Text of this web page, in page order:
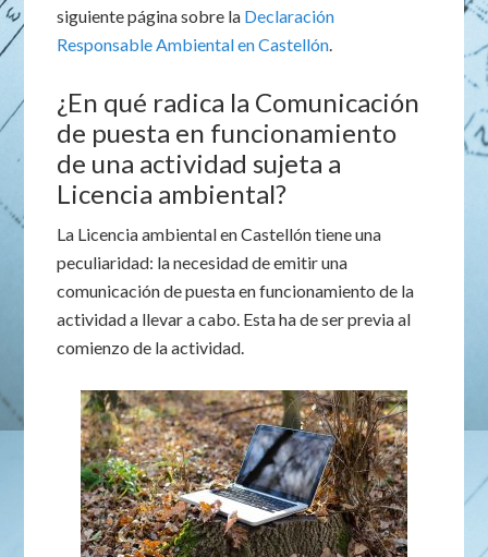
siguiente página sobre la Declaración
Responsable Ambiental en Castellón.
¿En qué radica la Comunicación
de puesta en funcionamiento
de una actividad sujeta a
Licencia ambiental?
La Licencia ambiental en Castellón tiene una
peculiaridad: la necesidad de emitir una
comunicación de puesta en funcionamiento de la
actividad a llevar a cabo. Esta ha de ser previa al
comienzo de la actividad.